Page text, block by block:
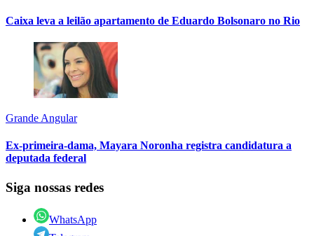
Caixa leva a leilão apartamento de Eduardo Bolsonaro no Rio
Grande Angular
Ex-primeira-dama, Mayara Noronha registra candidatura a
deputada federal
Siga nossas redes
WhatsApp